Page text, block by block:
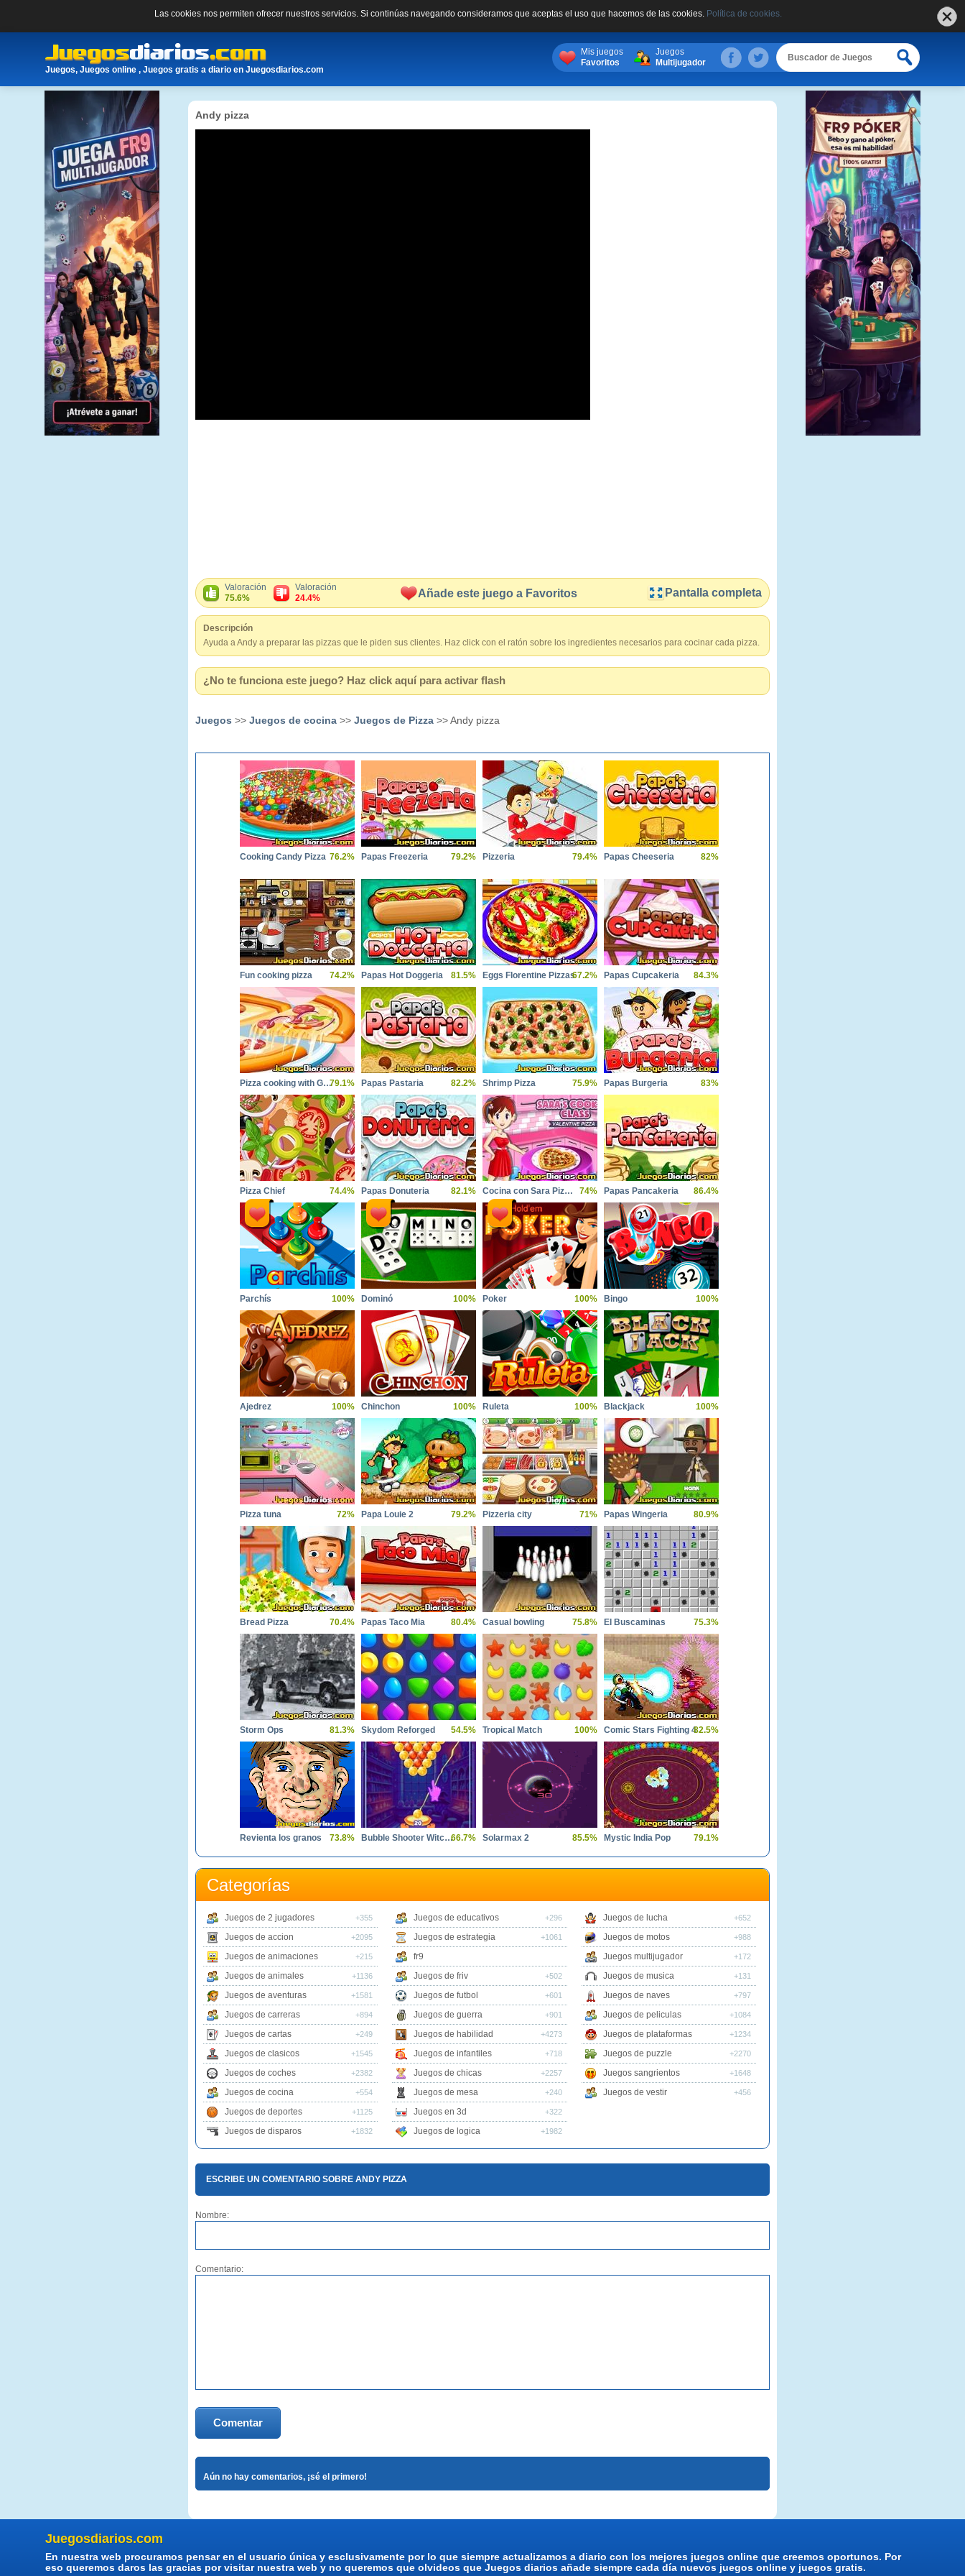
Las cookies nos permiten ofrecer nuestros servicios. Si continúas navegando consideramos que aceptas el uso que hacemos de las cookies. Política de cookies.
Juegos, Juegos online , Juegos gratis a diario en Juegosdiarios.com
Mis juegos
Favoritos
Juegos
Multijugador
Andy pizza
Valoración
75.6%
Valoración
24.4%
Añade este juego a Favoritos Pantalla completa
Descripción
Ayuda a Andy a preparar las pizzas que le piden sus clientes. Haz click con el ratón sobre los ingredientes necesarios para cocinar cada pizza.
¿No te funciona este juego? Haz click aquí para activar flash
Juegos >> Juegos de cocina >> Juegos de Pizza >> Andy pizza
Cooking Candy Pizza 76.2% Papas Freezeria 79.2% Pizzeria 79.4% Papas Cheeseria 82%
Fun cooking pizza 74.2% Papas Hot Doggeria 81.5% Eggs Florentine Pizzas67.2% Papas Cupcakeria 84.3%
Pizza cooking with Grandma79.1% Papas Pastaria 82.2% Shrimp Pizza 75.9% Papas Burgeria 83%
Pizza Chief 74.4% Papas Donuteria 82.1% Cocina con Sara Pizza de San Valentin 74% Papas Pancakeria 86.4%
Parchís 100% Dominó 100% Poker 100% Bingo 100%
Ajedrez 100% Chinchon 100% Ruleta 100% Blackjack 100%
Pizza tuna 72% Papa Louie 2 79.2% Pizzeria city 71% Papas Wingeria 80.9%
Bread Pizza 70.4% Papas Taco Mia 80.4% Casual bowling 75.8% El Buscaminas 75.3%
Storm Ops 81.3% Skydom Reforged 54.5% Tropical Match 100% Comic Stars Fighting 482.5%
Revienta los granos 73.8% Bubble Shooter Witch Tower66.7% Solarmax 2 85.5% Mystic India Pop 79.1%
Categorías
Juegos de 2 jugadores +355
Juegos de accion +2095
Juegos de animaciones +215
Juegos de animales +1136
Juegos de aventuras +1581
Juegos de carreras +894
Juegos de cartas +249
Juegos de clasicos +1545
Juegos de coches +2382
Juegos de cocina +554
Juegos de deportes +1125
Juegos de disparos +1832
Juegos de educativos +296
Juegos de estrategia +1061
fr9
Juegos de friv
+502
Juegos de futbol +601
Juegos de guerra +901
Juegos de habilidad +4273
Juegos de infantiles +718
Juegos de chicas +2257
Juegos de mesa +240
Juegos en 3d +322
Juegos de logica +1982
Juegos de lucha +652
Juegos de motos +988
Juegos multijugador +172
Juegos de musica +131
Juegos de naves +797
Juegos de peliculas +1084
Juegos de plataformas +1234
Juegos de puzzle +2270
Juegos sangrientos +1648
Juegos de vestir +456
ESCRIBE UN COMENTARIO SOBRE ANDY PIZZA
Nombre:
Comentario:
Comentar
Aún no hay comentarios, ¡sé el primero!
Juegosdiarios.com
En nuestra web procuramos pensar en el usuario única y esclusivamente por lo que siempre actualizamos a diario con los mejores juegos online que creemos oportunos. Por
eso queremos daros las gracias por visitar nuestra web y no queremos que olvideos que Juegos diarios añade siempre cada día nuevos juegos online y juegos gratis.